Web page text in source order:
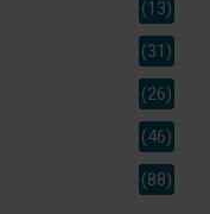
(13)
(31)
(26)
(46)
(88)